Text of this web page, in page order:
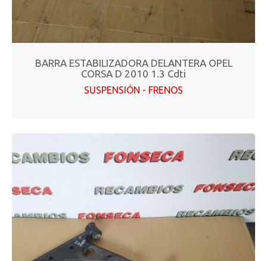
BARRA ESTABILIZADORA DELANTERA OPEL
CORSA D 2010 1.3 Cdti
SUSPENSIÓN - FRENOS